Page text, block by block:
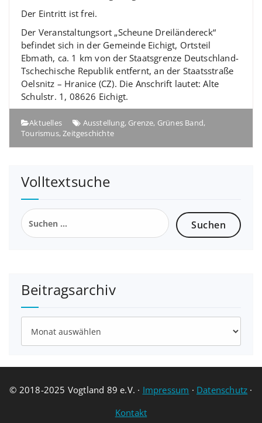
Der Eintritt ist frei.
Der Veranstaltungsort „Scheune Dreiländereck“
befindet sich in der Gemeinde Eichigt, Ortsteil
Ebmath, ca. 1 km von der Staatsgrenze Deutschland-
Tschechische Republik entfernt, an der Staatsstraße
Oelsnitz – Hranice (CZ). Die Anschrift lautet: Alte
Schulstr. 1, 08626 Eichigt.
Aktuelles Ausstellung, Grenze, Grünes Band,
Tourismus,Zeitgeschichte
Volltextsuche
Suchen
nach:
Beitragsarchiv
© 2018-2025 Vogtland 89 e.V. · Impressum · Datenschutz ·
Kontakt